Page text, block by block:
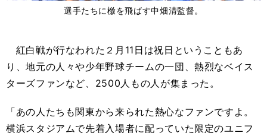
選手たちに檄を飛ばす中畑清監督。
紅白戦が行なわれた２月11日は祝日ということもあ
り、地元の人々や少年野球チームの一団、熱烈なベイス
ターズファンなど、2500人もの人が集まった。
「あの人たちも関東から来られた熱心なファンですよ。
横浜スタジアムで先着入場者に配っていた限定のユニフ